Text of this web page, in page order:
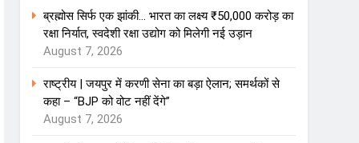
ब्रह्मोस सिर्फ एक झांकी… भारत का लक्ष्य ₹50,000 करोड़ का
रक्षा निर्यात, स्वदेशी रक्षा उद्योग को मिलेगी नई उड़ान
August 7, 2026
राष्ट्रीय | जयपुर में करणी सेना का बड़ा ऐलान; समर्थकों से
कहा – “BJP को वोट नहीं देंगे”
August 7, 2026